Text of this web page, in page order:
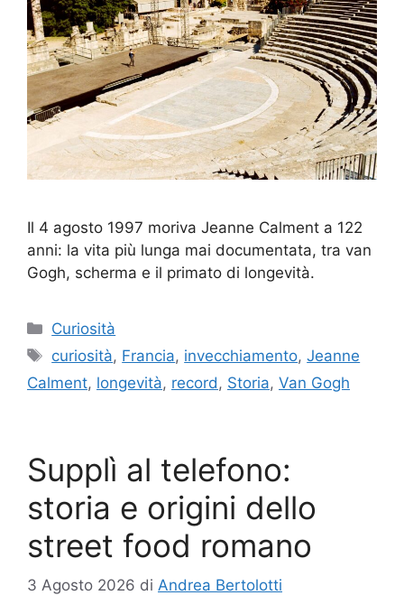
Il 4 agosto 1997 moriva Jeanne Calment a 122
anni: la vita più lunga mai documentata, tra van
Gogh, scherma e il primato di longevità.
Categorie
Curiosità
Tag
curiosità, Francia, invecchiamento,Jeanne
Calment, longevità, record , Storia, Van Gogh
Supplì al telefono:
storia e origini dello
street food romano
3 Agosto 2026 di Andrea Bertolotti